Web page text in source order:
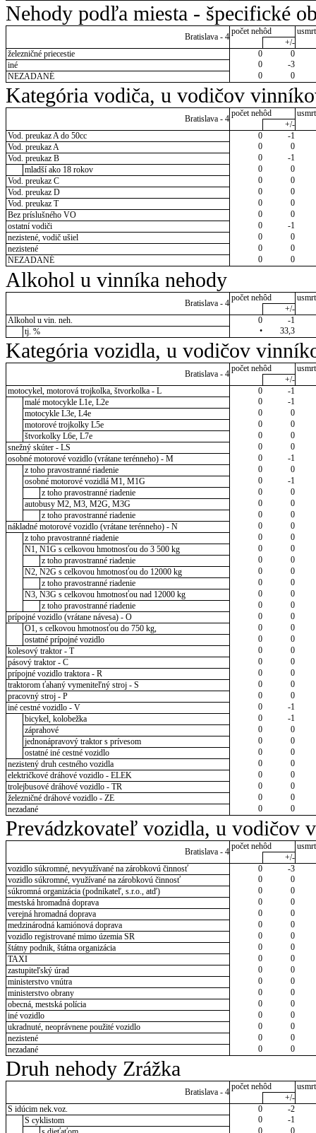
Nehody podľa miesta - špecifické
Bratislava - 4
počet nehôd
+/-
železničné priecestie
0
0
iné
0
-3
NEZADANÉ
0 0
Kategória vodiča, u vodičov
Bratislava - 4
počet nehôd
+/-
Vod. preukaz A do 50cc
0
-1
Vod. preukaz A
0
0
Vod. preukaz B
0
-1
mladší ako 18 rokov
0
0
Vod. preukaz C
0
0
Vod. preukaz D
0
0
Vod. preukaz T
0
0
Bez príslušného VO
0
0
ostatní vodiči
0
-1
nezistené, vodič ušiel
0
0
nezistené
0
0
NEZADANÉ
0 0
Alkohol u vinníka nehody
Bratislava - 4
počet nehôd
+/-
Alkohol u vin. neh.
0
-1
tj. %
• 33,3
Kategória vozidla, u vodičov
Bratislava - 4
počet nehôd
+/-
motocykel, motorová trojkolka, štvorkolka - L
0
-1
malé motocykle L1e, L2e
0
-1
motocykle L3e, L4e
0
0
motorové trojkolky L5e
0
0
štvorkolky L6e, L7e
0
0
snežný skúter - LS
0
0
osobné motorové vozidlo (vrátane terénneho) - M
0
-1
z toho pravostranné riadenie
0
0
osobné motorové vozidlá M1, M1G
0
-1
z toho pravostranné riadenie
0
0
autobusy M2, M3, M2G, M3G
0
0
z toho pravostranné riadenie
0
0
nákladné motorové vozidlo (vrátane terénneho) - N
0
0
z toho pravostranné riadenie
0
0
N1, N1G s celkovou hmotnosťou do 3 500 kg
0
0
z toho pravostranné riadenie
0
0
N2, N2G s celkovou hmotnosťou do 12000 kg
0
0
z toho pravostranné riadenie
0
0
N3, N3G s celkovou hmotnosťou nad 12000 kg
0
0
z toho pravostranné riadenie
0
0
prípojné vozidlo (vrátane návesa) - O
0
0
O1, s celkovou hmotnosťou do 750 kg,
0
0
ostatné prípojné vozidlo
0
0
kolesový traktor - T
0
0
pásový traktor - C
0
0
prípojné vozidlo traktora - R
0
0
traktorom ťahaný vymeniteľný stroj - S
0
0
pracovný stroj - P
0
0
iné cestné vozidlo - V
0
-1
bicykel, kolobežka
0
-1
záprahové
0
0
jednonápravový traktor s prívesom
0
0
ostatné iné cestné vozidlo
0
0
nezistený druh cestného vozidla
0
0
električkové dráhové vozidlo - ELEK
0
0
trolejbusové dráhové vozidlo - TR
0
0
železničné dráhové vozidlo - ZE
0
0
nezadané
0 0
Prevádzkovateľ vozidla, u vodičov
Bratislava - 4
počet nehôd
+/-
vozidlo súkromné, nevyužívané na zárobkovú činnosť
0
-3
vozidlo súkromné, využívané na zárobkovú činnosť
0
0
súkromná organizácia (podnikateľ, s.r.o., atď)
0
0
mestská hromadná doprava
0
0
verejná hromadná doprava
0
0
medzinárodná kamiónová doprava
0
0
vozidlo registrované mimo územia SR
0
0
štátny podnik, štátna organizácia
0
0
TAXI
0
0
zastupiteľský úrad
0
0
ministerstvo vnútra
0
0
ministerstvo obrany
0
0
obecná, mestská polícia
0
0
iné vozidlo
0
0
ukradnuté, neoprávnene použité vozidlo
0
0
nezistené
0
0
nezadané
0 0
Druh nehody Zrážka
Bratislava - 4
počet nehôd
+/-
S idúcim nek.voz.
0
-2
S cyklistom
0
-1